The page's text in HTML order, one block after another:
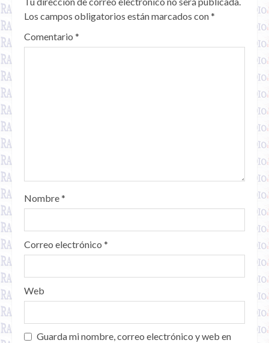
Los campos obligatorios están marcados con*
Comentario *
Nombre*
Correo electrónico *
Web
Guarda mi nombre, correo electrónico y web en